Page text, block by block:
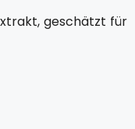
geschätzt für